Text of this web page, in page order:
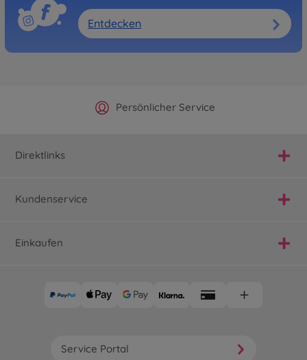
Entdecken
Offizieller Hersteller Shop
Persönlicher Service
Versandkostenfrei ab 25€
Schnelle Lieferung
Direktlinks
Kundenservice
Einkaufen
Service Portal